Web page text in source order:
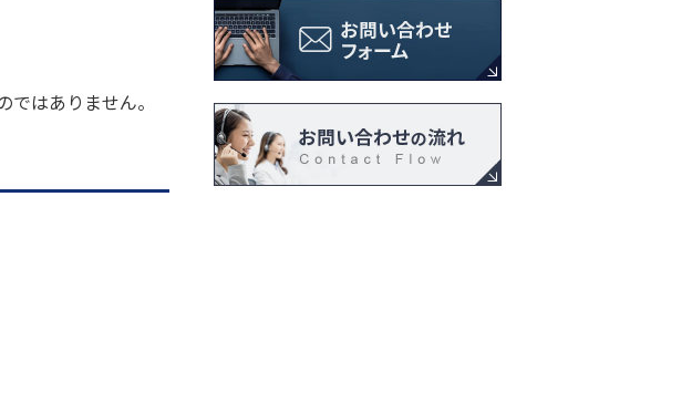
はありません。